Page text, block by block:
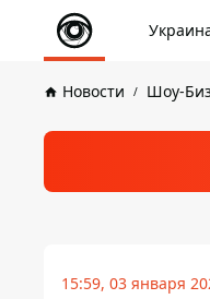
Новости Шоу-
15:59, 03 января